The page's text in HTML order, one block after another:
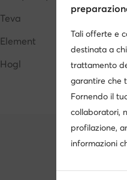
Teva
Element
Hogl
Tali offerte e
destinata a
trattamento
garantire che
Fornendo il
collaboratori,
profilazione,
informazioni